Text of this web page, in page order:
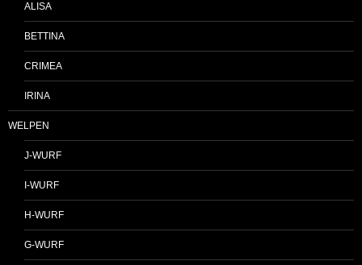
ALISA
BETTINA
CRIMEA
IRINA
WELPEN
J-WURF
I-WURF
H-WURF
G-WURF